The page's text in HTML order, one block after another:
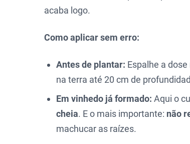
acaba logo.
Como aplicar sem erro:
Antes de plantar: Espalhe a
na terra até 20 cm de
Em vinhedo já formado: Aqui o
cheia. E o mais importante: não
machucar as raízes.